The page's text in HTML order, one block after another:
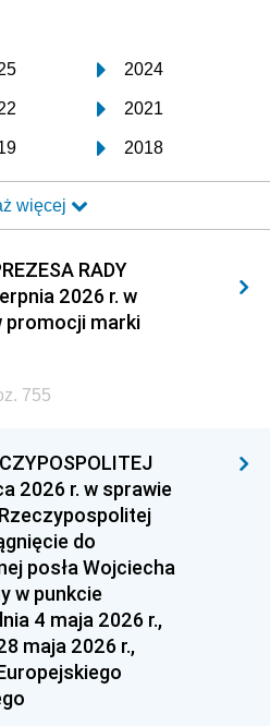
2024
2021
2018
2015
2012
2009
2006
1994
1991
1985
1982
1979
więcej
RADY
2026 r. w
promocji marki
755
2026 r. w sprawie
do
posła Wojciecha
w punkcie
4 maja 2026 r.,
maja 2026 r.,